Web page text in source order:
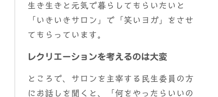
生き生きと元気で暮らしてもらいたいと
「いきいきサロン」で「笑いヨガ」をさせ
てもらっています。
レクリエーションを考えるのは大変
ところで、サロンを主宰する民生委員の方
にお話しを聞くと、「何をやったらいいの